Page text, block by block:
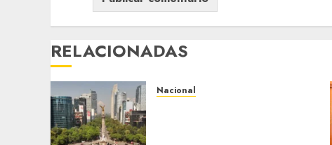
RELACIONADAS
Nacional